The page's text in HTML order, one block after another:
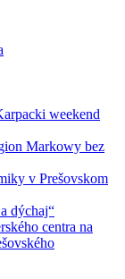
weekend
Markowy bez
v Prešovskom
dýchaj“
centra na